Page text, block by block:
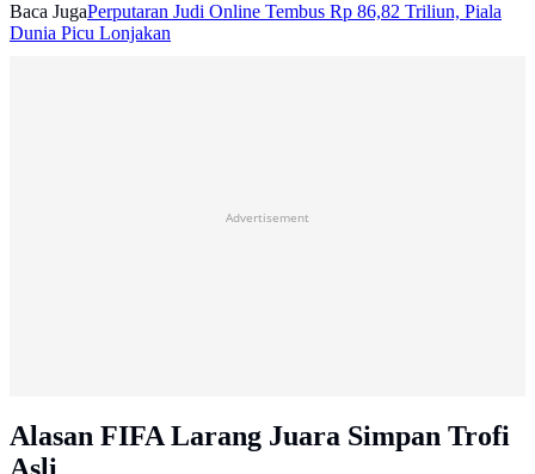
Baca JugaPerputaran Judi Online Tembus Rp 86,82 Triliun, Piala
Dunia Picu Lonjakan
Advertisement
Alasan FIFA Larang Juara Simpan Trofi